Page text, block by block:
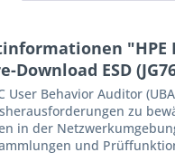
"HPE
Download ESD
User Behavior Auditor
zu
in der
und